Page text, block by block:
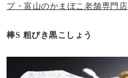
プ・富山のかまぼこ老舗専門店
棒S 粗びき黒こしょう